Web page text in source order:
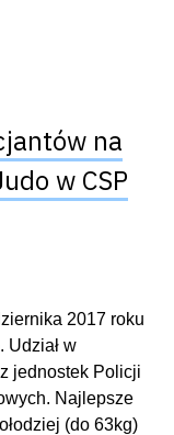
na
w CSP
2017 roku
Udział w
jednostek Policji
Najlepsze
(do 63kg)